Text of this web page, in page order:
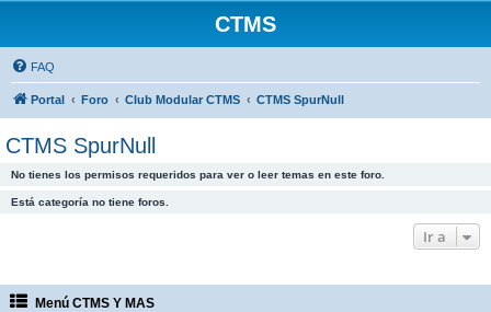
CTMS
FAQ
Portal Foro Club Modular CTMS CTMS SpurNull
CTMS SpurNull
No tienes los permisos requeridos para ver o leer temas en este foro.
Está categoría no tiene foros.
Ir a
Menú CTMS Y MAS